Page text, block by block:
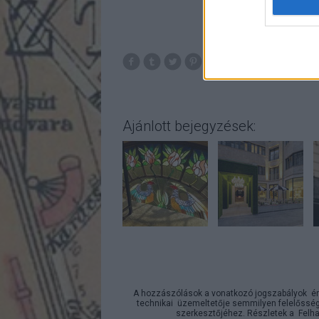
Ajánlott bejegyzések:
A hozzászólások a vonatkozó jogszabályok
technikai üzemeltetője semmilyen
szerkesztőjéhez. Részletek a